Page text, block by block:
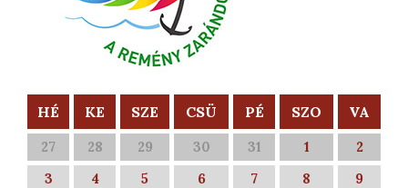
HÉ KE SZE CSÜ PÉ SZO VA
27 28 29 30 31 1
2
3
4 5 6 7 8
9